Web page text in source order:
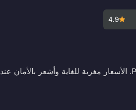
4.9
أنا راضٍ جداً عن هذا التطبيق لشحن عملات Poppo. الأسعار مغرية للغاية وأشعر بالأمان عند